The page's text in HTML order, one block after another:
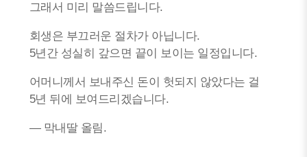
그래서 미리 말씀드립니다.
회생은 부끄러운 절차가 아닙니다.
5년간 성실히 갚으면 끝이 보이는 일정입니다.
어머니께서 보내주신 돈이 헛되지 않았다는 걸
5년 뒤에 보여드리겠습니다.
— 막내딸 올림.